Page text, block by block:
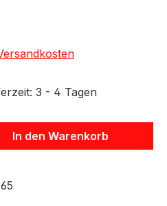
3 - 4 Tagen
den
In den Warenkorb